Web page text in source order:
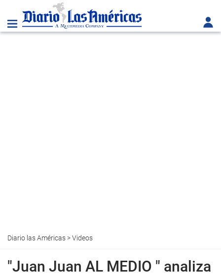
Diario las Américas>Videos
"Juan Juan AL MEDIO " analiza